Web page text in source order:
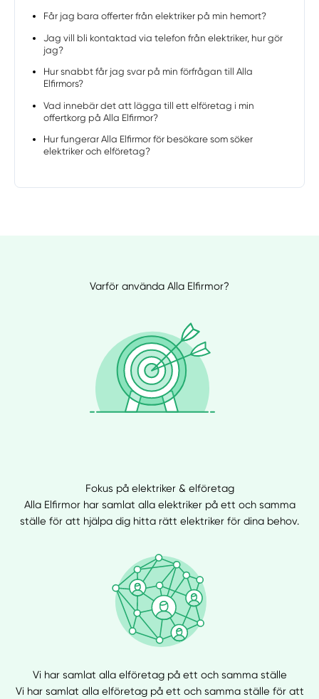
Får jag bara offerter från elektriker på min hemort?
Jag vill bli kontaktad via telefon från elektriker, hur gör
jag?
Hur snabbt får jag svar på min förfrågan till Alla
Elfirmors?
Vad innebär det att lägga till ett elföretag i min
offertkorg på Alla Elfirmor?
Hur fungerar Alla Elfirmor för besökare som söker
elektriker och elföretag?
Varför använda Alla Elfirmor?
Fokus på elektriker & elföretag
Alla Elfirmor har samlat alla elektriker på ett och samma
ställe för att hjälpa dig hitta rätt elektriker för dina behov.
Vi har samlat alla elföretag på ett och samma ställe
Vi har samlat alla elföretag på ett och samma ställe för att